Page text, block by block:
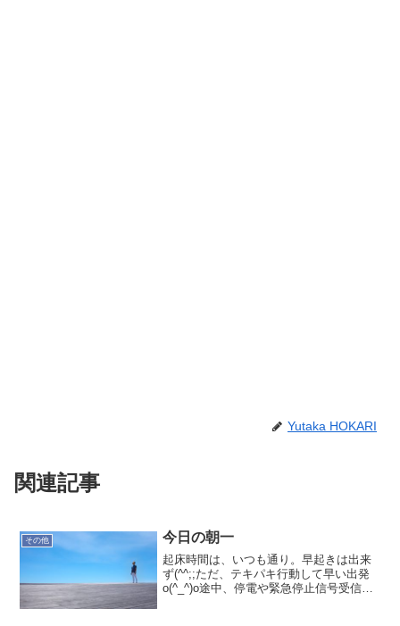
Yutaka HOKARI
関連記事
その他 今日の朝一
起床時間は、いつも通り。早起きは出来
ず(^^;;ただ、テキパキ行動して早い出発
o(^_^)o途中、停電や緊急停止信号受信な